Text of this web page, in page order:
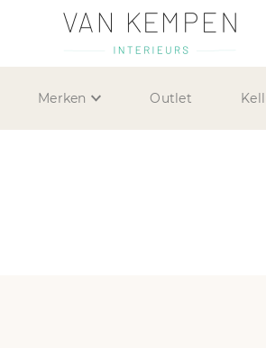
Merken Outlet